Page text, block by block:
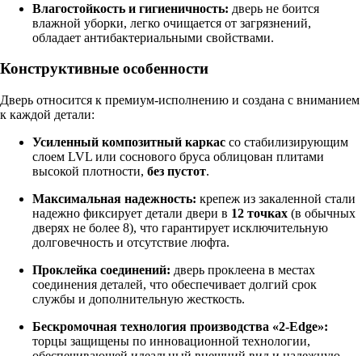
Влагостойкость и гигиеничность: дверь не боится
влажной уборки, легко очищается от загрязнений,
обладает антибактериальными свойствами.
Конструктивные особенности
Дверь относится к премиум-исполнению и создана с вниманием
к каждой детали:
Усиленный композитный каркас со стабилизирующим
слоем LVL или соснового бруса облицован плитами
высокой плотности, без пустот.
Максимальная надежность: крепеж из закаленной стали
надежно фиксирует детали двери в 12 точках (в обычных
дверях не более 8), что гарантирует исключительную
долговечность и отсутствие люфта.
Проклейка соединений: дверь проклеена в местах
соединения деталей, что обеспечивает долгий срок
службы и дополнительную жесткость.
Бескромочная технология производства «2-Edge»:
торцы защищены по инновационной технологии,